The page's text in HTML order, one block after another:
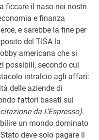
ficcare il naso nei nostri
e finanza
e sarebbe la fine per
del TISA la
americana che si
possibili, secondo cui
intralcio agli affari:
delle aziende di
fattori basati sul
da L’Espresso).
un mondo dominato
deve solo pagare il